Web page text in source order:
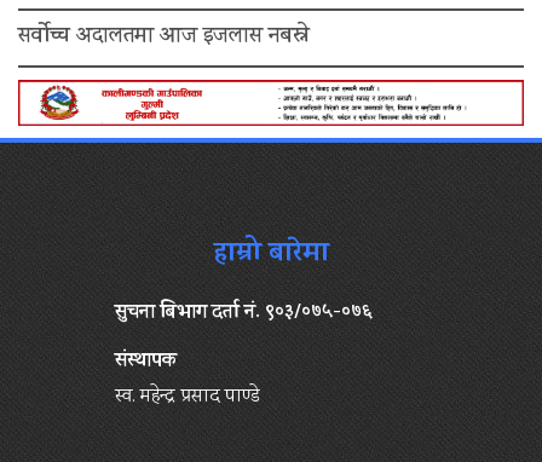
सर्वोच्च अदालतमा आज इजलास नबस्ने
हाम्रो बारेमा
सुचना बिभाग दर्ता नं. ९०३/०७५-०७६
संस्थापक
स्व. महेन्द्र प्रसाद पाण्डे